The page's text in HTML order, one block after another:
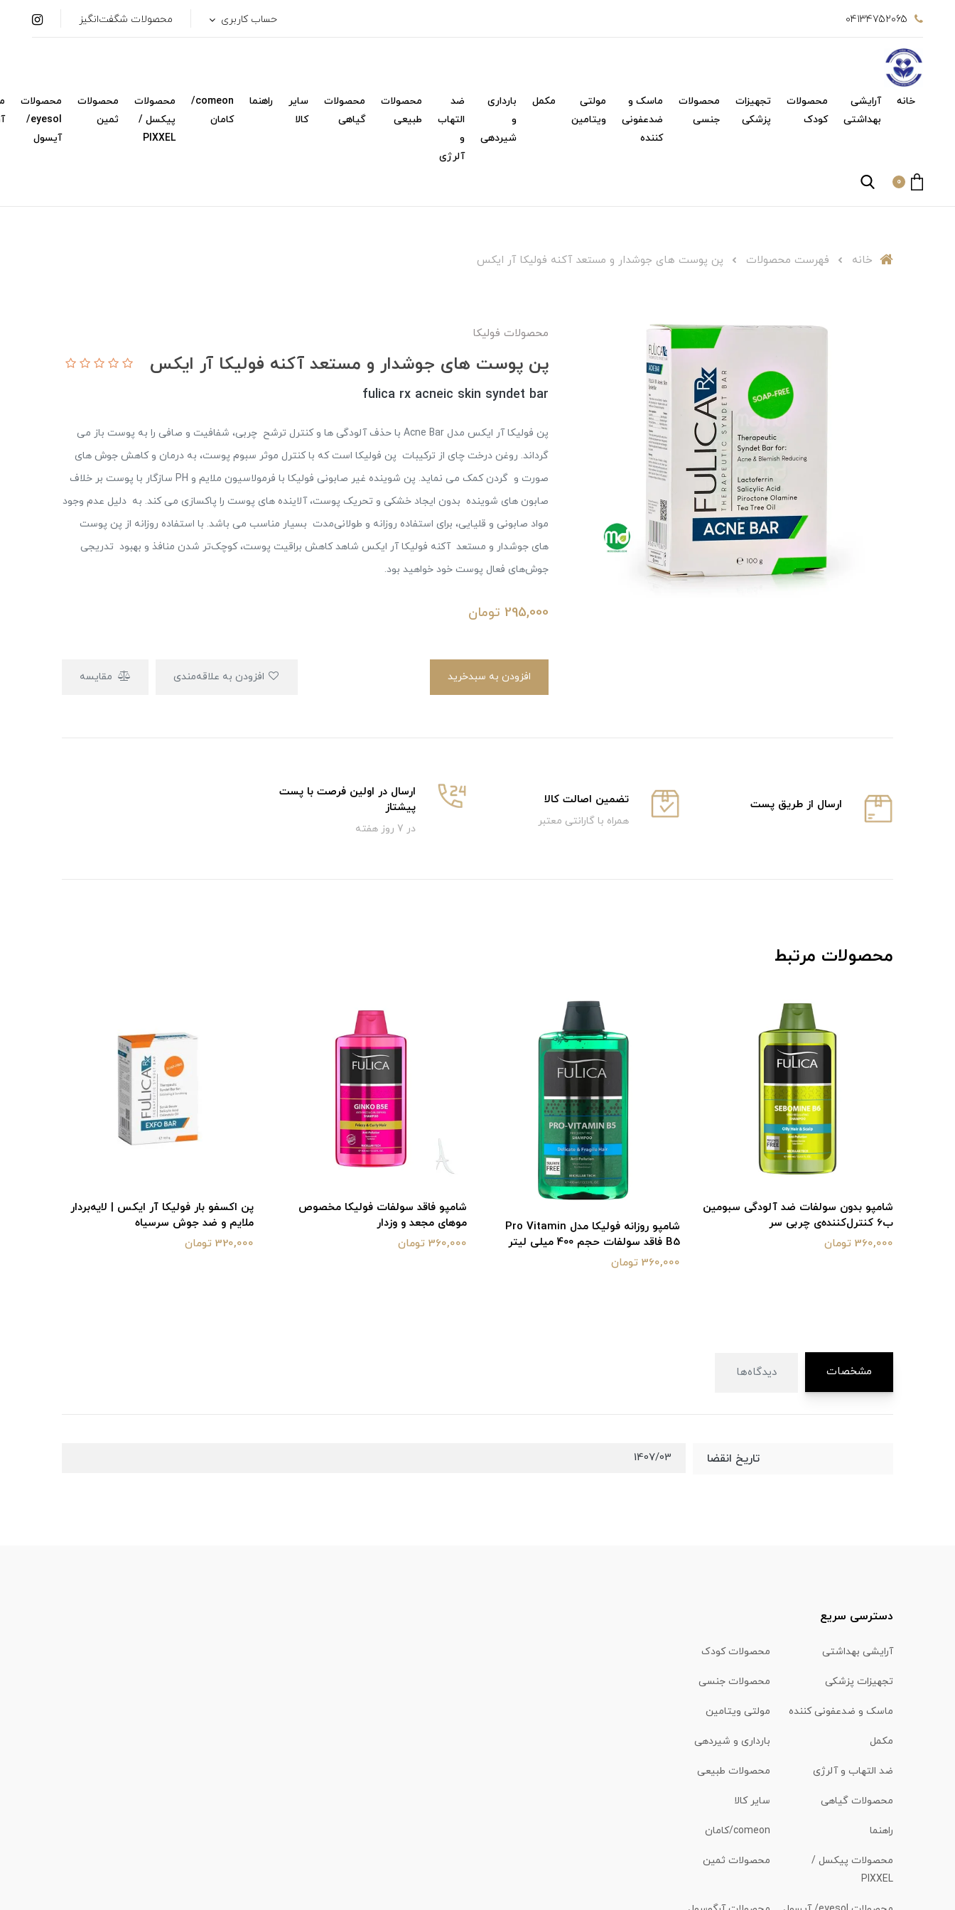
04134752065 حساب کاربری محصولات شگفت‌انگیز
خانه
آرایشی
بهداشتی
محصولات
کودک
تجهیزات
پزشکی
محصولات
جنسی
ماسک و
ضدعفونی
کننده
مولتی
ویتامین
مکمل
بارداری
و
شیردهی
ضد
التهاب
و
آلرژی
محصولات
طبیعی
محصولات
گیاهی
سایر
کالا
راهنما
comeon/
کامان
محصولات
پیکسل /
PIXXEL
محصولات
ثمین
محصولات
eyesol/
آیسول
0
خانه فهرست محصولات پن پوست های جوشدار و مستعد آکنه فولیکا آر ایکس
محصولات فولیکا
پن پوست های جوشدار و مستعد آکنه فولیکا آر ایکس
fulica rx acneic skin syndet bar
پن فولیکا آر ایکس مدل Acne Bar با حذف آلودگی ها و کنترل ترشح چربی، شفافیت و صافی را به پوست باز می
گرداند. روغن درخت چای از ترکیبات پن فولیکا است که با کنترل موثر سبوم پوست، به درمان و کاهش جوش های
صورت و گردن کمک می نماید. پن شوینده غیر صابونی فولیکا با فرمولاسیون ملایم و PH سازگار با پوست بر خلاف
صابون های شوینده بدون ایجاد خشکی و تحریک پوست، آلاینده های پوست را پاکسازی می کند. به دلیل عدم وجود
مواد صابونی و قلیایی، برای استفاده روزانه و طولانی‌مدت بسیار مناسب می باشد. با استفاده روزانه از پن پوست
های جوشدار و مستعد آکنه فولیکا آر ایکس شاهد کاهش براقیت پوست، کوچک‌تر شدن منافذ و بهبود تدریجی
جوش‌های فعال پوست خود خواهید بود.
295,000 تومان
افزودن به سبدخرید مقایسه
ارسال از طریق پست تضمین اصالت کالا
همراه با گارانتی معتبر
ارسال در اولین فرصت با پست
پیشتاز
در 7 روز هفته
محصولات مرتبط
شامپو بدون سولفات ضد آلودگی سبومین
ب6 کنترل‌کننده‌ی چربی سر
360,000 تومان
شامپو روزانه فولیکا مدل Pro Vitamin
B5 فاقد سولفات حجم 400 میلی لیتر
360,000 تومان
شامپو فاقد سولفات فولیکا مخصوص
موهای مجعد و وزدار
360,000 تومان
پن اکسفو بار فولیکا آر ایکس | لایه‌بردار
ملایم و ضد جوش سرسیاه
320,000 تومان
مشخصات دیدگاه‌ها
تاریخ انقضا 1407/03
دسترسی سریع
آرایشی بهداشتی محصولات کودک
تجهیزات پزشکی محصولات جنسی
ماسک و ضدعفونی کننده مولتی ویتامین
مکمل بارداری و شیردهی
ضد التهاب و آلرژی محصولات طبیعی
محصولات گیاهی سایر کالا
راهنما comeon/کامان
محصولات پیکسل /
PIXXEL
محصولات ثمین